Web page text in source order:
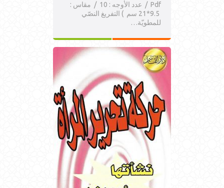
Pdf / عدد الأوجه : 10 / مقاس :
9.5*21 سم ) التفريغ النصّي
للمطويّة…